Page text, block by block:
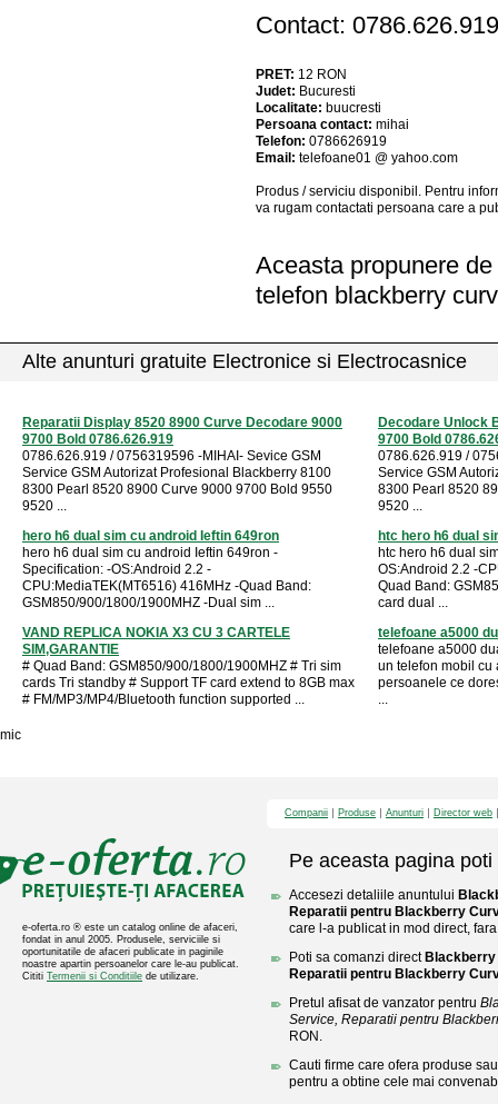
Contact:
PRET: 12 RON
Judet: Bucuresti
Localitate: buucresti
Persoana contact: mihai
Telefon: 0786626919
Email: telefoane01 @ yahoo.com
Produs / serviciu disponibil . Pentru
va rugam contactati persoana care a
Aceasta propunere
telefon blackberry
Alte anunturi gratuite Electronice si Electrocasnice
Reparatii Display 8520 8900 Curve Decodare 9000
9700 Bold 0786.626.919
0786.626.919 / 0756319596 -MIHAI- Sevice GSM
Service GSM Autorizat Profesional Blackberry 8100
8300 Pearl 8520 8900 Curve 9000 9700 Bold 9550
9520 ...
Decodare Unlock
9700 Bold
0786.626.919 /
Service GSM
8300 Pearl 8520
9520 ...
hero h6 dual sim cu android Ieftin 649ron
hero h6 dual sim cu android Ieftin 649ron -
Specification: -OS:Android 2.2 -
CPU:MediaTEK(MT6516) 416MHz -Quad Band:
GSM850/900/1800/1900MHZ -Dual sim ...
htc hero h6 dual
htc hero h6 dual
OS:Android 2.2 -
Quad Band:
card dual ...
VAND REPLICA NOKIA X3 CU 3 CARTELE
SIM,GARANTIE
# Quad Band: GSM850/900/1800/1900MHZ # Tri sim
cards Tri standby # Support TF card extend to 8GB max
# FM/MP3/MP4/Bluetooth function supported ...
telefoane a5000
telefoane a5000
un telefon mobil cu
persoanele ce
...
mic
e-oferta.ro ® este un catalog online de afaceri,
fondat in anul 2005. Produsele, serviciile si
oportunitatile de afaceri publicate in paginile
noastre apartin persoanelor care le-au publicat.
Cititi Termenii si Conditiile de utilizare.
Companii Produse Anunturi Director web
Pe aceasta pagina poti
Accesezi detaliile anuntului
Reparatii pentru Blackberry
care l-a publicat in mod direct,
Poti sa comanzi direct
Reparatii pentru Blackberry
Pretul afisat de vanzator pentru
Service, Reparatii pentru
RON.
Cauti firme care ofera produse
pentru a obtine cele mai